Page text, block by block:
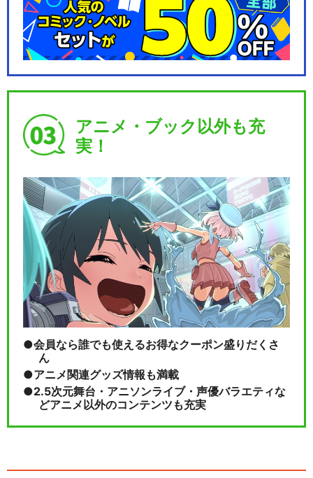
アニメ・ブック以外も充
実！
会員なら誰でも使えるお得なクーポン盛りだくさ
ん
アニメ関連グッズ情報も満載
2.5次元舞台・アニソンライブ・声優バラエティな
どアニメ以外のコンテンツも充実